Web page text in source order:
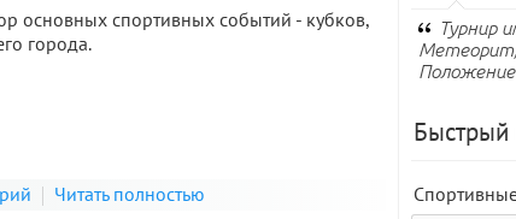
основных спортивных событий - кубков,
города.
Читать полностью
Турнир
Метеорит,
Положение
Быстрый